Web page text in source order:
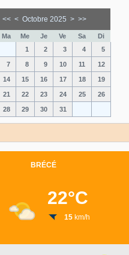
<< < Octobre 2025 > >>
Ma Me Je Ve Sa
Di
1
2 3 4 5
7 8 9 10 11 12
14 15 16 17 18 19
21 22 23 24 25 26
28 29 30 31